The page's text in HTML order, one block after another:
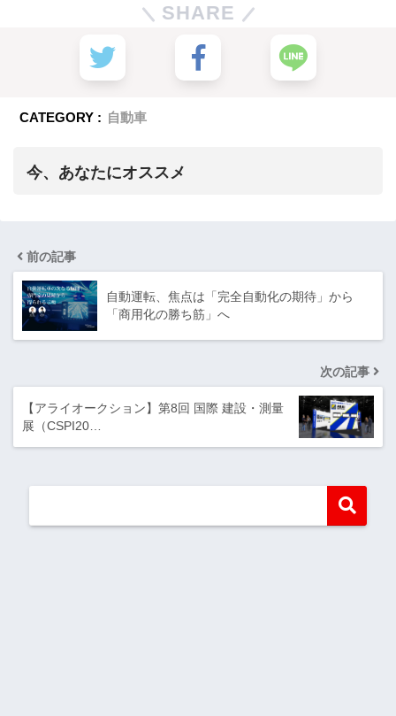
SHARE
CATEGORY : 自動車
今、あなたにオススメ
前の記事
自動運転、焦点は「完全自動化の期待」から
「商用化の勝ち筋」へ
次の記事
【アライオークション】第8回 国際 建設・測量
展（CSPI20…